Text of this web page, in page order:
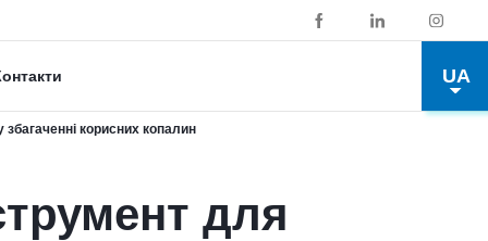
UA
корисних копалин
для